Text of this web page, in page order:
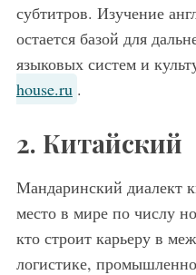
субтитров. Изучение
остается базой для
языковых систем и
house.ru .
2. Китайский
Мандаринский диалект
место в мире по числу
кто строит карьеру в
логистике,